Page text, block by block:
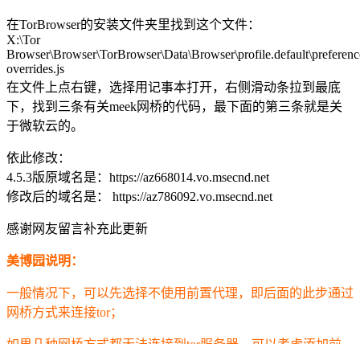
在TorBrowser的安装文件夹里找到这个文件：
X:\Tor
overrides.js
在文件上点右键，选择用记事本打开，右侧滑动条拉到最底
下，找到三条有关meek网桥的代码，最下面的第三条就是关
于微软云的。
依此修改：
4.5.3版原域名是：https://az668014.vo.msecnd.net
修改后的域名是： https://az786092.vo.msecnd.net
感谢网友留言补充此更新
美博园说明：
一般情况下，可以先选择不使用前置代理，即后面的此步通过
网桥方式来连接tor；